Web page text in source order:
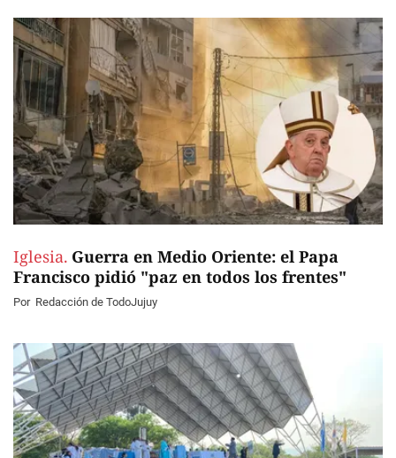
Iglesia. Guerra en Medio Oriente: el Papa
Francisco pidió "paz en todos los frentes"
Por Redacción de TodoJujuy